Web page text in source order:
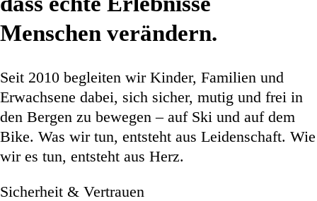
Menschen verändern.
Seit 2010 begleiten wir Kinder, Familien und
Erwachsene dabei, sich sicher, mutig und frei in
den Bergen zu bewegen – auf Ski und auf dem
Bike. Was wir tun, entsteht aus Leidenschaft. Wie
wir es tun, entsteht aus Herz.
Sicherheit & Vertrauen